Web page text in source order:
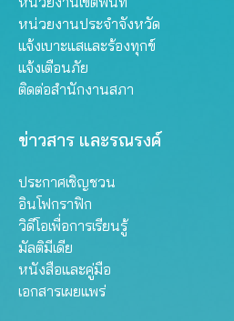
หน่วยงานประจำจังหวัด
แจ้งเบาะแสและร้องทุกข์
แจ้งเตือนภัย
ติดต่อสำนักงานสภา
ข่าวสาร และรณรงค์
ประกาศเชิญชวน
อินโฟกราฟิก
วิดีโอเพื่อการเรียนรู้
มัลติมีเดีย
หนังสือและคู่มือ
เอกสารเผยแพร่